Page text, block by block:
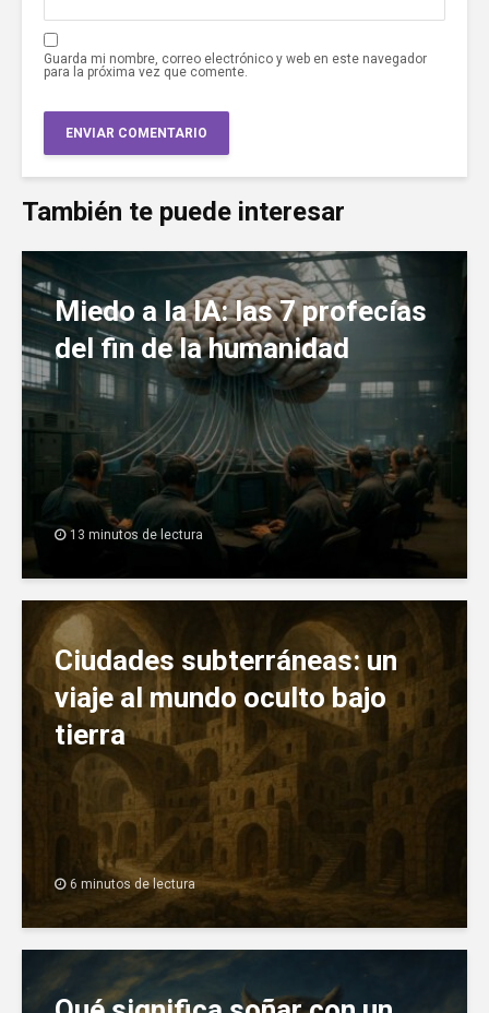
Guarda mi nombre, correo electrónico y web en este navegador
para la próxima vez que comente.
También te puede interesar
Miedo a la IA: las 7 profecías
del fin de la humanidad
13 minutos de lectura
Ciudades subterráneas: un
viaje al mundo oculto bajo
tierra
6 minutos de lectura